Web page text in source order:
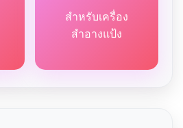
สำหรับเครื่อง
สำอางแป้ง